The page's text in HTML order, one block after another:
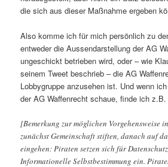
die sich aus dieser Maßnahme ergeben
Also komme ich für mich persönlich zu
entweder die Aussendarstellung der AG
ungeschickt betrieben wird, oder – wie
seinem Tweet beschrieb – die AG
Lobbygruppe anzusehen ist. Und wenn
der AG Waffenrecht schaue, finde ich
[Bemerkung zur möglichen Vorgehensweise
zunächst Gemeinschaft stiften, danach auf
eingehen: Piraten setzen sich für
Informationelle Selbstbestimmung ein.